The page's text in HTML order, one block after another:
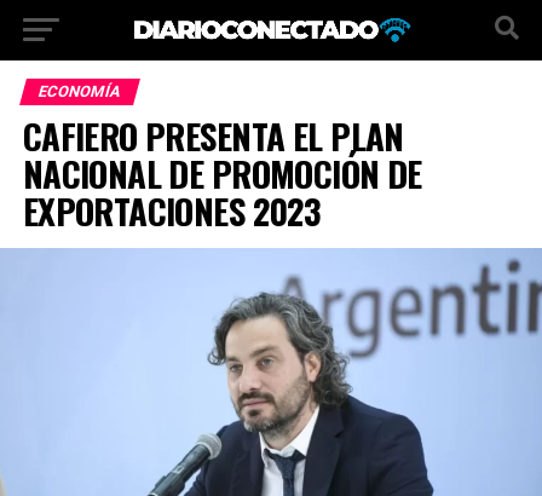
ECONOMÍA
CAFIERO PRESENTA EL PLAN
NACIONAL DE PROMOCIÓN DE
EXPORTACIONES 2023